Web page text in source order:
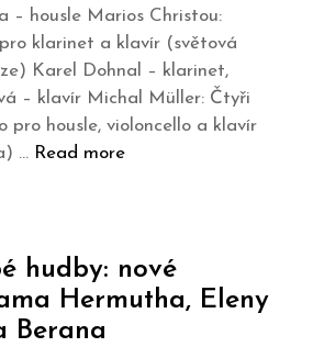
– housle Marios Christou:
klarinet a klavír (světová
Karel Dohnal – klarinet,
– klavír Michal Müller: Čtyři
pro housle, violoncello a klavír
… Read more
hudby: nové
Hermutha, Eleny
Berana